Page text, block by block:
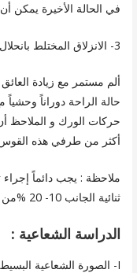
في الحالة الأخيرة يمكن
3- الانزلاق المختلط بانحلال غضروفي :
ألم مستمر مع زيادة
حالة الراحة دوراناً
حركات الورك و الملاحظ
أكثر من طرفي هذه
ملاحظة : يجب دائماً إجراء
ثنائية الجانب 10- 20 %من كل الحالات .
الدراسة الشعاعية :
I- الصورة الشعاعية البسيطة :